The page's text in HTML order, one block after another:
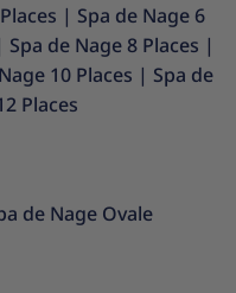
| Spa de Nage 6
Spa de Nage 8 Places |
10 Places | Spa de
Places
de Nage Ovale